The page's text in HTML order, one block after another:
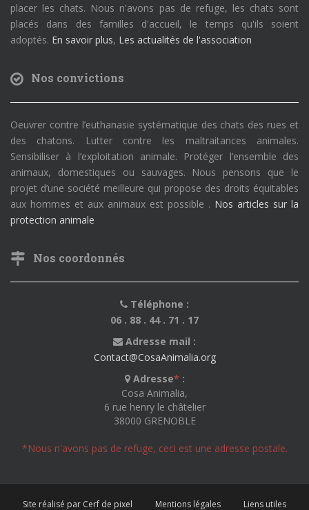
placer les chats. Nous n'avons pas de refuge, les chats sont
placés dans des familles d'accueil, le temps qu'ils soient
adoptés. En savoir plus, Les actualités de l'association
Nos convictions
Oeuvrer contre l’euthanasie systématique des chats des rues et
des chatons. Lutter contre les maltraitances animales.
Sensibiliser à l’exploitation animale. Protéger l’ensemble des
animaux, domestiques ou sauvages. Nous pensons que le
projet d’une société meilleure qui propose des droits équitables
aux hommes et aux animaux est possible . Nos articles sur la
protection animale
Nos coordonnés
Téléphone :
06 . 88 . 44 . 71 . 17
Adresse mail :
Contact@CosaAnimalia.org
Adresse* :
Cosa Animalia,
6 rue henry le châtelier
38000 GRENOBLE
*Nous n'avons pas de refuge, ceci est une adresse postale.
Site réalisé par Cerf de pixel Mentions légales Liens utiles